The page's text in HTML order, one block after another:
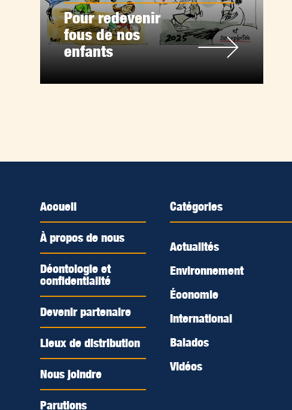
Pour redevenir
fous de nos
enfants
Accueil
À propos de nous
Déontologie et
confidentialité
Devenir partenaire
Lieux de distribution
Nous joindre
Parutions
Catégories
Actualités
Environnement
Économie
International
Balados
Vidéos